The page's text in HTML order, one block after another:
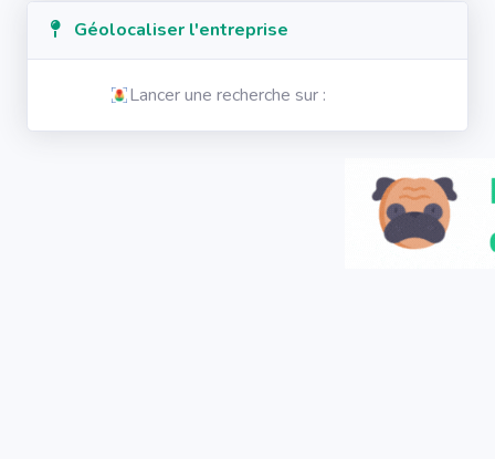
Géolocaliser l'entreprise
Lancer une recherche sur :